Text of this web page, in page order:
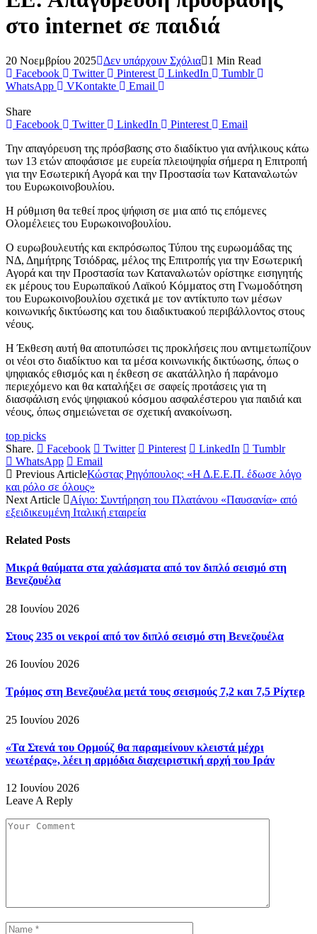
στο internet σε παιδιά
20 Νοεμβρίου 2025 Δεν υπάρχουν Σχόλια
1 Min Read
Facebook
Twitter Pinterest LinkedIn
Tumblr
WhatsApp
VKontakte Email
Share
Facebook
Twitter LinkedIn Pinterest
Email
Την απαγόρευση της πρόσβασης στο διαδίκτυο για ανήλικους κάτω
των 13 ετών αποφάσισε με ευρεία πλειοψηφία σήμερα η Επιτροπή
για την Εσωτερική Αγορά και την Προστασία των Καταναλωτών
του Ευρωκοινoβουλίου.
Η ρύθμιση θα τεθεί προς ψήφιση σε μια από τις επόμενες
Ολομέλειες του Ευρωκοινοβουλίου.
Ο ευρωβουλευτής και εκπρόσωπος Τύπου της ευρωομάδας της
ΝΔ, Δημήτρης Τσιόδρας, μέλος της Επιτροπής για την Εσωτερική
Αγορά και την Προστασία των Καταναλωτών ορίστηκε εισηγητής
εκ μέρους του Ευρωπαϊκού Λαϊκού Κόμματος στη Γνωμοδότηση
του Ευρωκοινοβουλίου σχετικά με τον αντίκτυπο των μέσων
κοινωνικής δικτύωσης και του διαδικτυακού περιβάλλοντος στους
νέους.
Η Έκθεση αυτή θα αποτυπώσει τις προκλήσεις που αντιμετωπίζουν
οι νέοι στο διαδίκτυο και τα μέσα κοινωνικής δικτύωσης, όπως ο
ψηφιακός εθισμός και η έκθεση σε ακατάλληλο ή παράνομο
περιεχόμενο και θα καταλήξει σε σαφείς προτάσεις για τη
διασφάλιση ενός ψηφιακού κόσμου ασφαλέστερου για παιδιά και
νέους, όπως σημειώνεται σε σχετική ανακοίνωση.
top picks
Share.
Facebook Twitter Pinterest LinkedIn
Tumblr
WhatsApp
Email
Previous ArticleΚώστας Ρηγόπουλος: «Η Δ.Ε.Ε.Π. έδωσε λόγο
και ρόλο σε όλους»
Next Article
Αίγιο: Συντήρηση του Πλατάνου «Παυσανία» από
εξειδικευμένη Ιταλική εταιρεία
Related Posts
Μικρά θαύματα στα χαλάσματα από τον διπλό σεισμό στη
Βενεζουέλα
28 Ιουνίου 2026
Στους 235 οι νεκροί από τον διπλό σεισμό στη Βενεζουέλα
26 Ιουνίου 2026
Τρόμος στη Βενεζουέλα μετά τους σεισμούς 7,2 και 7,5 Ρίχτερ
25 Ιουνίου 2026
«Τα Στενά του Ορμούζ θα παραμείνουν κλειστά μέχρι
νεωτέρας», λέει η αρμόδια διαχειριστική αρχή του Ιράν
12 Ιουνίου 2026
Leave A Reply